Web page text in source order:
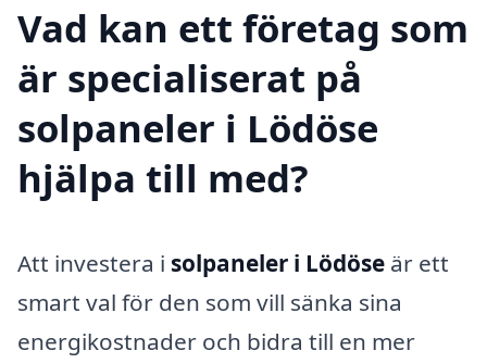
Vad kan ett företag som
är specialiserat på
solpaneler i Lödöse
hjälpa till med?
Att investera i solpaneler i Lödöse är ett
smart val för den som vill sänka sina
energikostnader och bidra till en mer